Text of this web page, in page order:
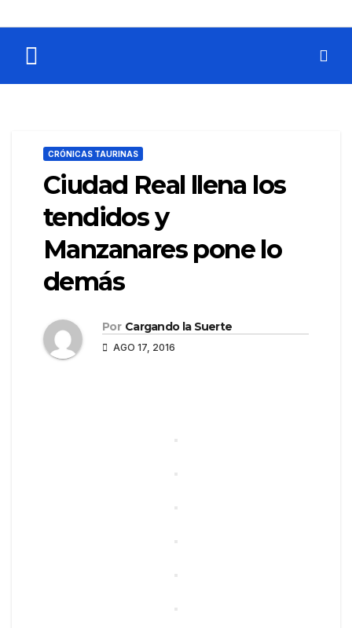
CRÓNICAS TAURINAS
Ciudad Real llena los
tendidos y
Manzanares pone lo
demás
Por Cargando la Suerte
AGO 17, 2016